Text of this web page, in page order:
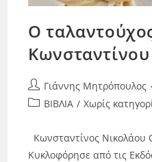
Ο
Γιάννης Μητρόπουλος
ΒΙΒΛΙΑ / Χωρίς
Κωνσταντίνος
Κυκλοφόρησε από τις